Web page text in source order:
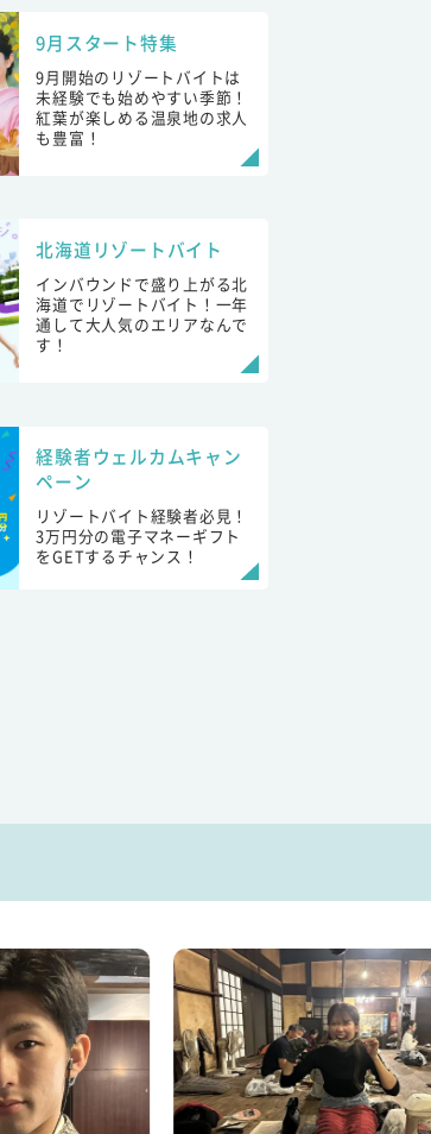
9月スタート特集
9月開始のリゾートバイトは
未経験でも始めやすい季節！
紅葉が楽しめる温泉地の求人
も豊富！
北海道リゾートバイト
インバウンドで盛り上がる北
海道でリゾートバイト！一年
通して大人気のエリアなんで
す！
経験者ウェルカムキャン
ペーン
リゾートバイト経験者必見！
3万円分の電子マネーギフト
をGETするチャンス！